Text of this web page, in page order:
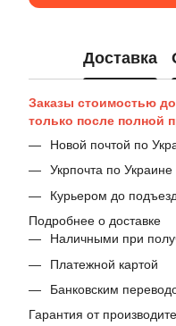
Доставка
Заказы стоимостью
только после полной
Новой почтой по
Укрпочта по Украине
Курьером до
Подробнее о доставке
Наличными при
Платежной картой
Банковским
Гарантия от